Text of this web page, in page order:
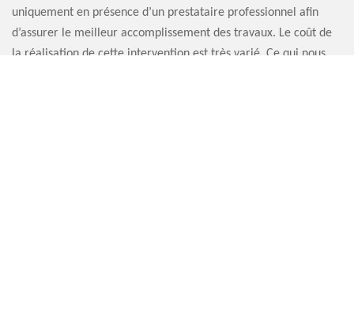
uniquement en présence d’un prestataire professionnel afin
d’assurer le meilleur accomplissement des travaux. Le coût de
la réalisation de cette intervention est très varié. Ce qui nous